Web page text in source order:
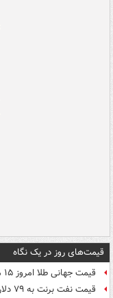
قیمت‌های روز در یک نگاه
قیمت جهانی طلا امروز ۱۵ مرداد
قیمت نفت برنت به ۷۹ دلار رسید